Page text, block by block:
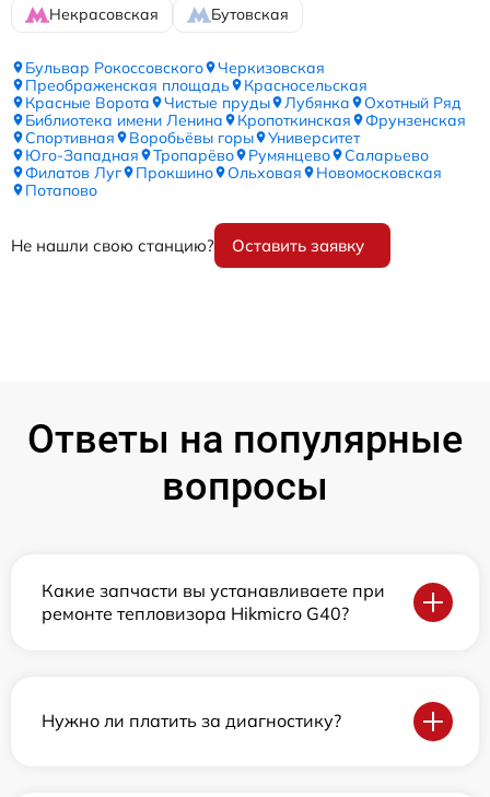
Некрасовская
Бутовская
Бульвар Рокоссовского
Черкизовская
Преображенская площадь
Красносельская
Красные Ворота
Чистые пруды Лубянка
Охотный Ряд
Библиотека имени Ленина
Кропоткинская
Фрунзенская
Спортивная
Воробьёвы горы
Университет
Юго-Западная
Тропарёво Румянцево
Саларьево
Филатов Луг
Прокшино Ольховая
Новомосковская
Потапово
Не нашли свою станцию? Оставить заявку
Ответы на популярные
вопросы
Какие запчасти вы устанавливаете при
ремонте тепловизора Hikmicro G40?
Нужно ли платить за диагностику?